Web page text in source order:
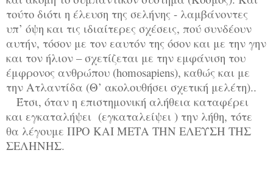
τούτο διότι η έλευση της σελήνης - λαμβάνοντες
υπ’ όψη και τις ιδιαίτερες σχέσεις, πού συνδέουν
αυτήν, τόσον με τον εαυτόν της όσον και με την γην
και τον ήλιον – σχετίζεται με την εμφάνιση του
έμφρονος ανθρώπου (homosapiens), καθώς και με
την Ατλαντίδα (Θ’ ακολουθήσει σχετική μελέτη)..
Έτσι, όταν η επιστημονική αλήθεια καταφέρει
και εγκαταλήψει (εγκαταλείψει ) την λήθη, τότε
θα λέγουμε ΠΡΟ ΚΑΙ ΜΕΤΑ ΤΗΝ ΕΛΕΥΣΗ ΤΗΣ
ΣΕΛΗΝΗΣ.